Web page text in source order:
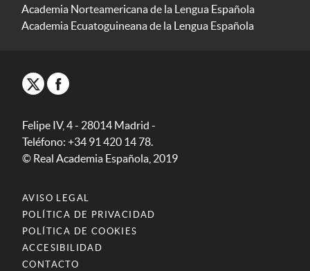
Academia Norteamericana de la Lengua Española
Academia Ecuatoguineana de la Lengua Española
Felipe IV, 4 - 28014 Madrid -
Teléfono: +34 91 420 14 78.
© Real Academia Española, 2019
AVISO LEGAL
POLÍTICA DE PRIVACIDAD
POLÍTICA DE COOKIES
ACCESIBILIDAD
CONTACTO